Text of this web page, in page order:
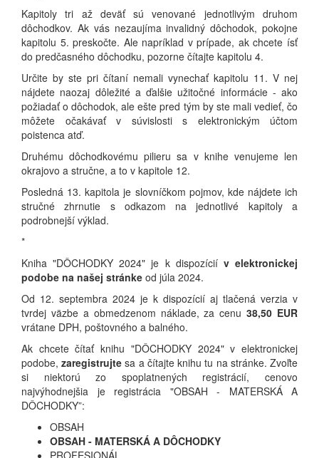
Kapitoly tri až deväť sú venované jednotlivým druhom
dôchodkov. Ak vás nezaujíma invalidný dôchodok, pokojne
kapitolu 5. preskočte. Ale napríklad v prípade, ak chcete ísť
do predčasného dôchodku, pozorne čítajte kapitolu 4.
Určite by ste pri čítaní nemali vynechať kapitolu 11. V nej
nájdete naozaj dôležité a ďalšie užitočné informácie - ako
požiadať o dôchodok, ale ešte pred tým by ste mali vedieť, čo
môžete očakávať v súvislosti s elektronickým účtom
poistenca atď.
Druhému dôchodkovému pilieru sa v knihe venujeme len
okrajovo a stručne, a to v kapitole 12.
Posledná 13. kapitola je slovníčkom pojmov, kde nájdete ich
stručné zhrnutie s odkazom na jednotlivé kapitoly a
podrobnejší výklad.
*
Kniha "DÔCHODKY 2024" je k dispozíciív elektronickej
podobe na našej stránke od júla 2024.
Od 12. septembra 2024 je k dispozícií aj tlačená verzia v
tvrdej väzbe a obmedzenom náklade, za cenu38,50 EUR
vrátane DPH, poštovného a balného.
Ak chcete čítať knihu "DÔCHODKY 2024" v elektronickej
podobe,zaregistrujte sa a čítajte knihu tu na stránke. Zvoľte
si niektorú zo spoplatnených registrácií, cenovo
najvýhodnejšia je registrácia "OBSAH - MATERSKÁ A
DÔCHODKY”:
OBSAH
OBSAH - MATERSKÁ A DÔCHODKY
PROFESIONÁL